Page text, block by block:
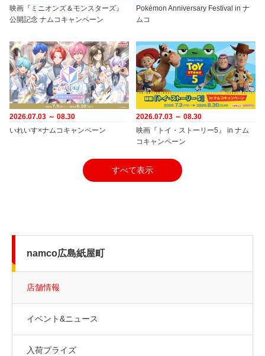
映画『ミニオンズ＆モンスターズ』
公開記念 ナムコキャンペーン
Pokémon Anniversary Festival in ナ
ムコ
2026.07.03 ～ 08.30
いれいす×ナムコキャンペーン
2026.07.03 ～ 08.30
映画『トイ・ストーリー5』 in ナム
コキャンペーン
すべて表示
namco広島紙屋町
店舗情報
イベント&ニュース
入荷プライズ